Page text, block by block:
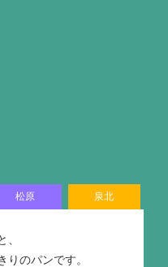
松原 泉北
、
りのパンです。